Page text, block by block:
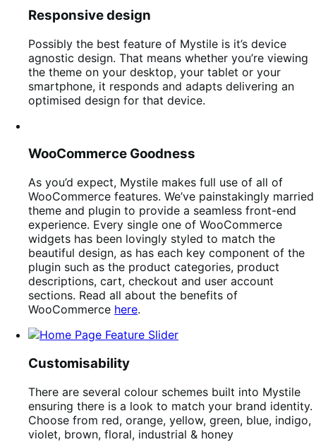
Responsive design
Possibly the best feature of Mystile is it’s device
agnostic design. That means whether you’re viewing
the theme on your desktop, your tablet or your
smartphone, it responds and adapts delivering an
optimised design for that device.
WooCommerce Goodness
As you’d expect, Mystile makes full use of all of
WooCommerce features. We’ve painstakingly married
theme and plugin to provide a seamless front-end
experience. Every single one of WooCommerce
widgets has been lovingly styled to match the
beautiful design, as has each key component of the
plugin such as the product categories, product
descriptions, cart, checkout and user account
sections. Read all about the benefits of
WooCommerce here.
Customisability
There are several colour schemes built into Mystile
ensuring there is a look to match your brand identity.
Choose from red, orange, yellow, green, blue, indigo,
violet, brown, floral, industrial & honey